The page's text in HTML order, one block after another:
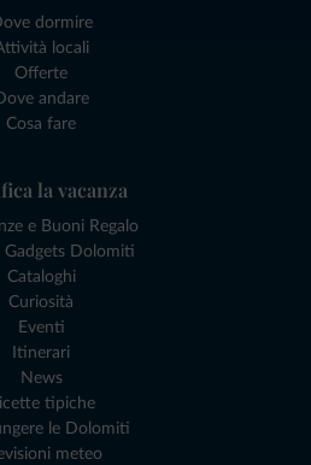
dormire
locali
Offerte
andare
Cosa fare
la vacanza
e Buoni Regalo
Gadgets Dolomiti
Cataloghi
Curiosità
Eventi
Itinerari
News
tipiche
le Dolomiti
meteo